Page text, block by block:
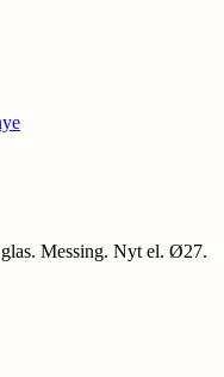
Messing. Nyt el. Ø27.